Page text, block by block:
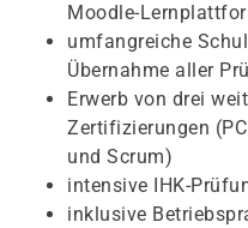
Moodle-
umfangreiche
Übernahme aller
Erwerb von drei
Zertifizierungen
und Scrum)
intensive IHK-
inklusive